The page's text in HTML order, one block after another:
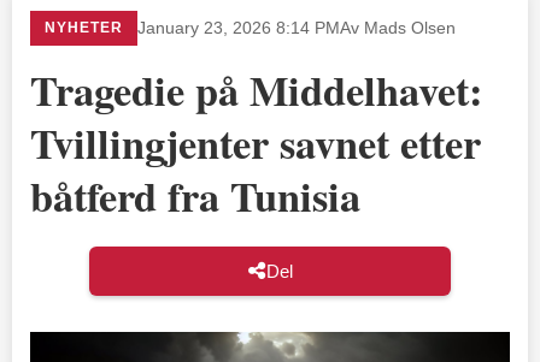
NYHETER January 23, 2026 8:14 PMAv Mads Olsen
Tragedie på Middelhavet:
Tvillingjenter savnet etter
båtferd fra Tunisia
Del